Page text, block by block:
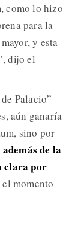
como lo hizo
para la
y esta
dijo el
Palacio”
aún ganaría
sino por
de la
clara por
momento